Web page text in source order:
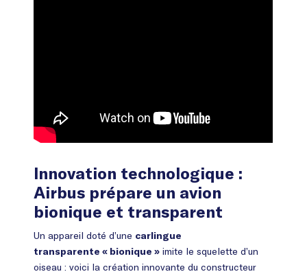
Innovation technologique :
Airbus prépare un avion
bionique et transparent
Un appareil doté d’une carlingue
transparente « bionique » imite le squelette d’un
oiseau : voici la création innovante du constructeur